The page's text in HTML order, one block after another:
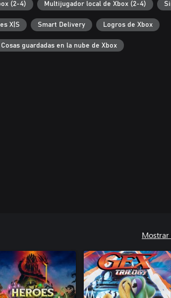
(2-4) Multijugador local de Xbox (2-4)
X|S Smart Delivery Logros de Xbox
Cosas guardadas en la nube de Xbox